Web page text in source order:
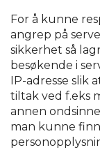
For å kunne
angrep på
sikkerhet så
besøkende i
IP-adresse slik
tiltak ved f.eks
annen
man kunne